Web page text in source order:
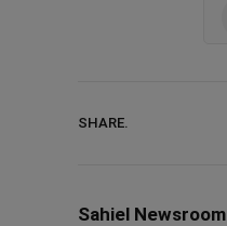
SHARE.
Sahiel Newsroom